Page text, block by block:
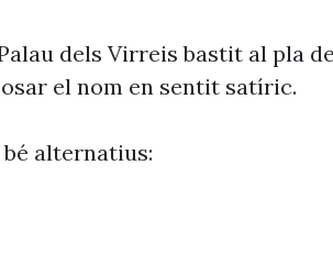
dels Virreis bastit al pla
el nom en sentit satíric.
alternatius: